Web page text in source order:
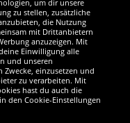
um dir unsere
zu stellen, zusätzliche
die Nutzung
mit Drittanbietern
anzuzeigen. Mit
Einwilligung alle
und unseren
einzusetzen und
zu verarbeiten. Mit
hast du auch die
den Cookie-Einstellungen